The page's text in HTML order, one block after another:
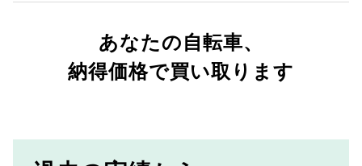
あなたの自転車、
納得価格で買い取ります